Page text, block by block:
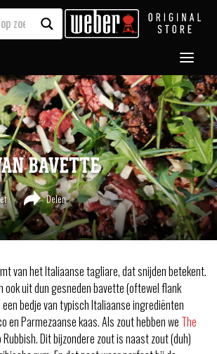
BAVETTE
Delen
van het Italiaanse tagliare, dat snijden betekent.
uit dun gesneden bavette (oftewel flank
bedje van typisch Italiaanse ingrediënten
en Parmezaanse kaas. Als zout hebben we The
Dit bijzondere zout is naast zout (duh)